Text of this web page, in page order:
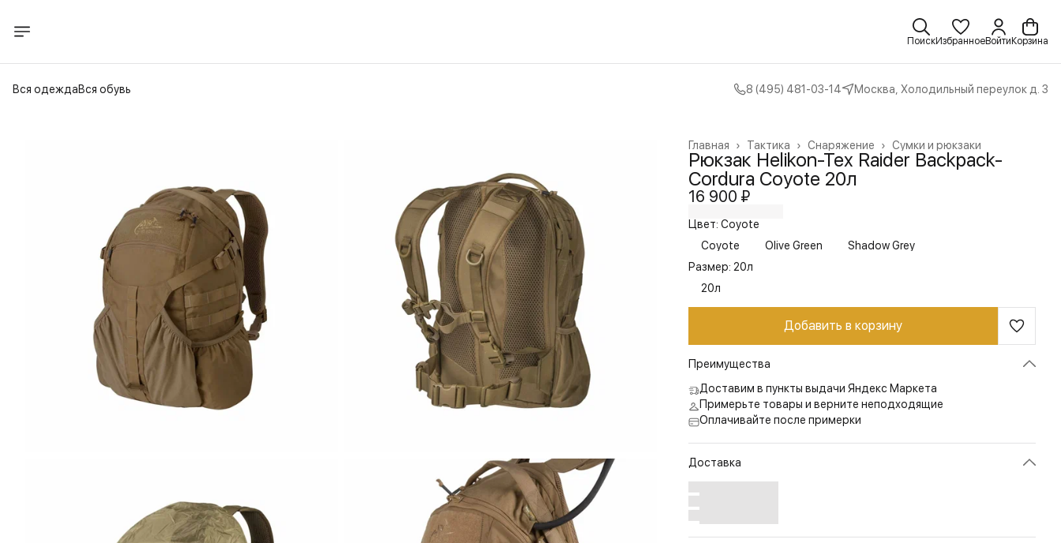
ПоискИзбранноеВойти Корзина
Вся одеждаВся обувь 8 (495) 481-03-14 Москва, Холодильный переулок д. 3
Сумки и рюкзаки
Снаряжение ›
Тактика ›
Главная ›
Рюкзак Helikon-Tex Raider Backpack-
Cordura Coyote 20л
16 900 ₽
Цвет: Coyote
Coyote
Olive Green
Shadow Grey
Размер: 20л
20л
Добавить в корзину
Преимущества
Доставим в пункты выдачи Яндекс Маркета
Примерьте товары и верните неподходящие
Оплачивайте после примерки
Доставка